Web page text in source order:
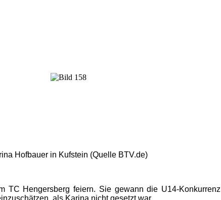
Hofbauer in Kufstein (Quelle BTV.de)
TC Hengersberg feiern. Sie gewann die U14-
als Karina nicht gesetzt war.